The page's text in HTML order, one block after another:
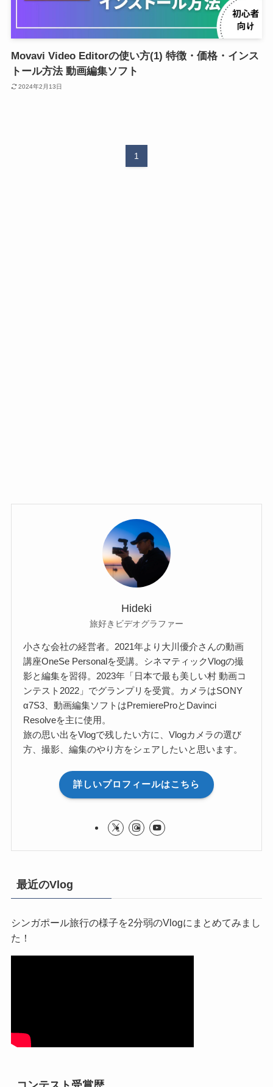
Movavi Video Editorの使い方(1) 特徴・価格・インス
トール方法 動画編集ソフト
2024年2月13日
1
Hideki
旅好きビデオグラファー
小さな会社の経営者。2021年より大川優介さんの動画
講座OneSe Personalを受講。シネマティックVlogの撮
影と編集を習得。2023年「日本で最も美しい村 動画コ
ンテスト2022」でグランプリを受賞。カメラはSONY
α7S3、動画編集ソフトはPremiereProとDavinci
Resolveを主に使用。
旅の思い出をVlogで残したい方に、Vlogカメラの選び
方、撮影、編集のやり方をシェアしたいと思います。
詳しいプロフィールはこちら
最近のVlog
シンガポール旅行の様子を2分弱のVlogにまとめてみまし
た！